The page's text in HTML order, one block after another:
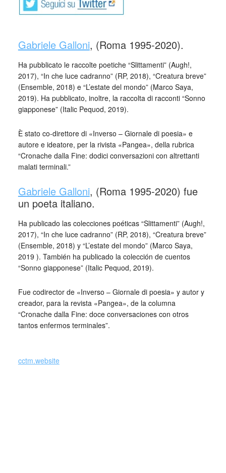
Gabriele Galloni, (Roma 1995-2020).
Ha pubblicato le raccolte poetiche “Slittamenti” (Augh!,
2017), “In che luce cadranno” (RP, 2018), “Creatura breve”
(Ensemble, 2018) e “L’estate del mondo” (Marco Saya,
2019). Ha pubblicato, inoltre, la raccolta di racconti “Sonno
giapponese” (Italic Pequod, 2019).
È stato co-direttore di «Inverso – Giornale di poesia» e
autore e ideatore, per la rivista «Pangea», della rubrica
“Cronache dalla Fine: dodici conversazioni con altrettanti
malati terminali.”
Gabriele Galloni, (Roma 1995-2020) fue
un poeta italiano.
Ha publicado las colecciones poéticas “Slittamenti” (Augh!,
2017), “In che luce cadranno” (RP, 2018), “Creatura breve”
(Ensemble, 2018) y “L’estate del mondo” (Marco Saya,
2019 ). También ha publicado la colección de cuentos
“Sonno giapponese” (Italic Pequod, 2019).
Fue codirector de «Inverso – Giornale di poesia» y autor y
creador, para la revista «Pangea», de la columna
“Cronache dalla Fine: doce conversaciones con otros
tantos enfermos terminales”.
cctm.website